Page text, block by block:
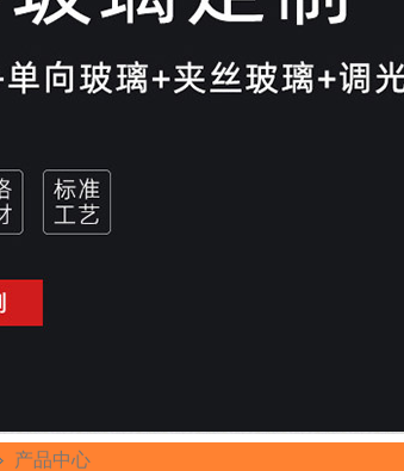
产品中心